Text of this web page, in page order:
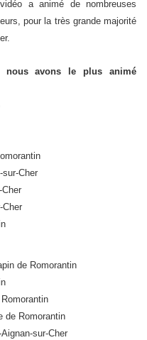
a animé de nombreuses
pour la très grande majorité
nous avons le plus animé
sur-Cher
Cher
de Romorantin
de Romorantin
sur-Cher